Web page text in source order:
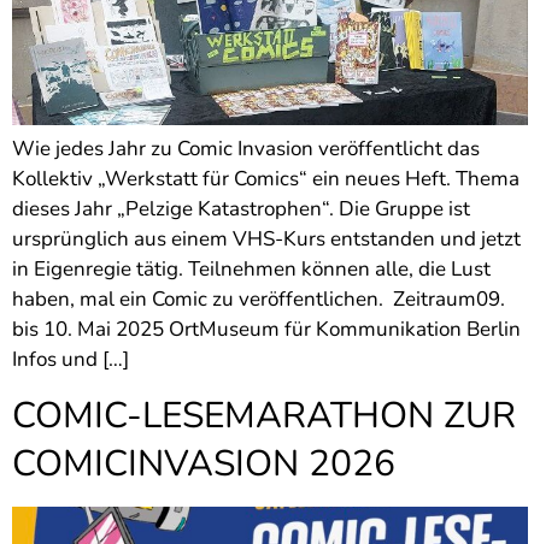
Wie jedes Jahr zu Comic Invasion veröffentlicht das
Kollektiv „Werkstatt für Comics“ ein neues Heft. Thema
dieses Jahr „Pelzige Katastrophen“. Die Gruppe ist
ursprünglich aus einem VHS-Kurs entstanden und jetzt
in Eigenregie tätig. Teilnehmen können alle, die Lust
haben, mal ein Comic zu veröffentlichen. Zeitraum09.
bis 10. Mai 2025 OrtMuseum für Kommunikation Berlin
Infos und […]
COMIC-LESEMARATHON ZUR
COMICINVASION 2026